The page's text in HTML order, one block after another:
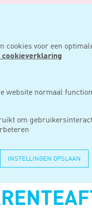
cookies voor een
cookieverklaring
website normaal
om
INSTELLINGEN OPSLAAN
MAAR